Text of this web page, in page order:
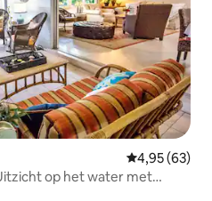
Gemiddelde
4,95 (63)
op het water met